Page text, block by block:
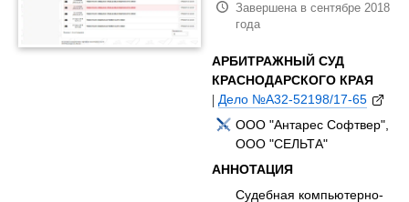
Завершена в сентябре 2018
года
АРБИТРАЖНЫЙ СУД
КРАСНОДАРСКОГО КРАЯ
|Дело №А32-52198/17-65
ООО "Антарес Софтвер",
ООО "СЕЛЬТА"
АННОТАЦИЯ
Судебная компьютерно-